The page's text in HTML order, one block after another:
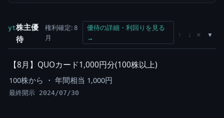
yt株主優
待
権利確定: 8
月
優待の詳細・利回りを見る
→
↑ ↓ ×
【8月】QUOカード1,000円分(100株以上)
100株から ・ 年間相当 1,000円
最終開示 2024/07/30